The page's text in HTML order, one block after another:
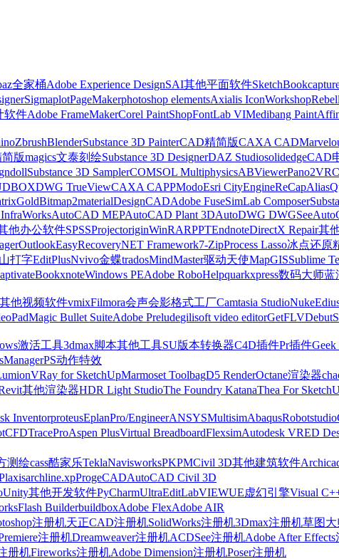
全家桶Adobe Experience DesignSAI其他平面软件SketchBook
SigmaplotPageMakerphotoshop elementsAxialis IconWorkshop
软件Adobe FrameMakerCorel PaintShopFontLab VIMedibang Paint
ZbrushBlenderSubstance 3D PainterCAD精简版CAXA CAD
简版magics文泰刻绘Substance 3D DesignerDAZ StudiosolidedgeCAD
Substance 3D SamplerCOMSOL MultiphysicsABViewerPano2VR
DWG TrueViewCAXA CAPPModoEsri CityEngineReCapAlias
Bitmap2materialDesignCADAdobe FuseSimLab Composer
InfraWorksAutoCAD MEPAutoCAD Plant 3DAutoDWG DWGSee
他办公软件SPSSProjectoriginWinRARPPTEndnoteDirectX Repair其
OutlookEasyRecoveryNET Framework7-ZipProcess Lasso冰点还原
打字EditPlusNvivo金蝶tradosMindMaster驱动天使MapGISSublime
BookxnoteWindows PEAdobe RoboHelpquarkxpress数码大师蓝
其他视频软件vmixFilmora会声会影格式工厂Camtasia StudioNuke
Magic Bullet SuiteAdobe Preludegilisoft video editorGetFLVDebut
激活工具3dmax脚本其他工具SU版本转换器C4D插件Pr插件Geek
PS动作特效
VRay for SketchUpMarmoset ToolbagD5 RenderOctane渲染器
其他渲染器HDR Light StudioThe Foundry KatanaThea For
InventorproteusEplanPro/EngineerANSYSMultisimAbaqusRobotstudio
CFDTraceProAspen PlusVirtual BreadboardFlexsimAutodesk VRED
测绘cass酷家乐TeklaNavisworksPKPMCivil 3D其他建筑软件
archline.xpProgeCADAutoCAD Civil 3D
Unity其他开发软件PyCharmUltraEditLabVIEWUE虚幻引擎Visual
Flash BuilderbuildboxAdobe FlexAdobe AIR
注册机天正CAD注册机SolidWorks注册机3Dmax注册机草图大
注册机Dreamweaver注册机ACDSee注册机Adobe After
册机Fireworks注册机Adobe Dimension注册机Poser注册机